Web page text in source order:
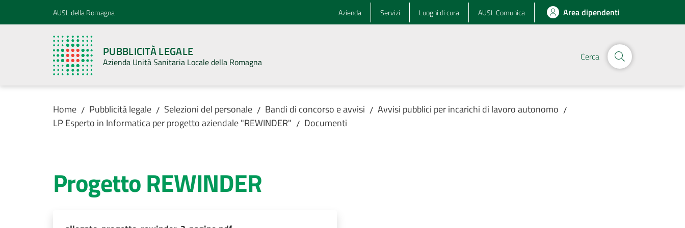
Vai al contenuto
Vai alla navigazioneAUSL della Romagna Azienda Servizi Luoghi di cura AUSL Comunica Area dipendenti
PUBBLICITÀ LEGALE
Azienda Unità Sanitaria Locale della Romagna Cerca
Home / Pubblicità legale / Selezioni del personale / Bandi di concorso e avvisi / Avvisi pubblici per incarichi di lavoro autonomo /
LP Esperto in Informatica per progetto aziendale "REWINDER" / Documenti
Progetto REWINDER